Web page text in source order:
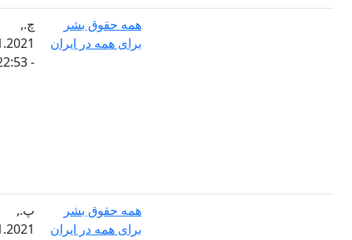
همه حقوق بشر
برای همه در ایران
چ.,
17.11.2021
همه حقوق بشر
برای همه در ایران
پ.,
04.11.2021